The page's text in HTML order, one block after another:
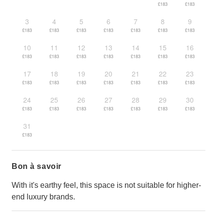
£183 £183
3
£183
4
£183
5
£183
6
£183
7
£183
8
£183
9
£183
10
£183
11
£183
12
£183
13
£183
14
£183
15
£183
16
£183
17
£183
18
£183
19
£183
20
£183
21
£183
22
£183
23
£183
24
£183
25
£183
26
£183
27
£183
28
£183
29
£183
30
£183
31
£183
Bon à savoir
With it's earthy feel, this space is not suitable for higher-
end luxury brands.